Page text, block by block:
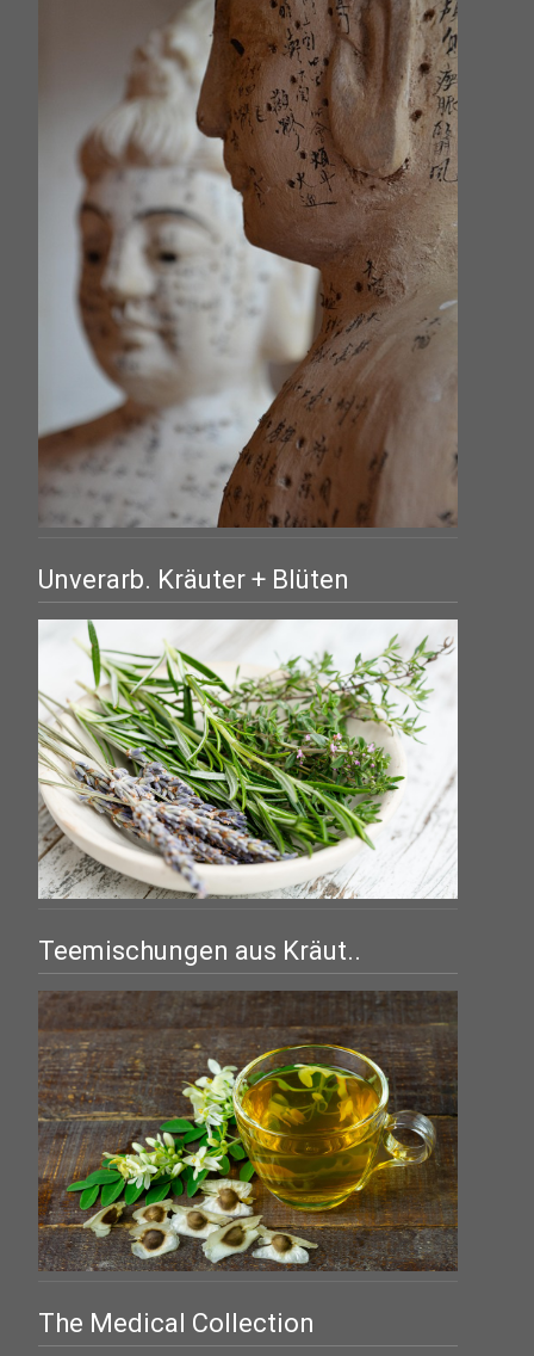
Unverarb. Kräuter + Blüten
Teemischungen aus Kräut..
The Medical Collection